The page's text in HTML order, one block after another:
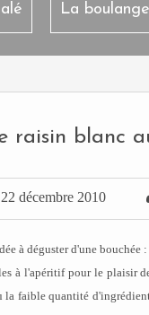
La boulange
raisin blanc
22 décembre 2010
à déguster d'une bouchée
à l'apéritif pour le plaisir
faible quantité